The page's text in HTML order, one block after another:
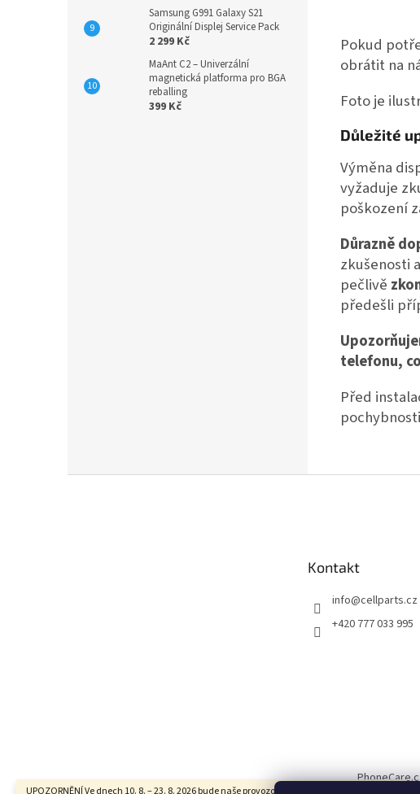
Samsung G991 Galaxy S21
Originální Displej Service Pack
2 299 Kč
MaAnt C2 – Univerzální
magnetická platforma pro BGA
reballing
399 Kč
Pokud
obrátit na
Foto je
Důležité
Výměna
vyžaduje
poškození
Důrazně
zkušenosti
pečlivě
předešli
telefonu,
Před
Kontakt
info@cellparts.cz
+420 777 033 995